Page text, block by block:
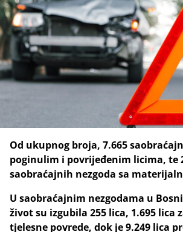
Od ukupnog broja, 7.665
poginulim i povrijeđenim licima, te
saobraćajnih nezgoda sa
U saobraćajnim nezgodama u
život su izgubila 255 lica, 1.695 lica
tjelesne povrede, dok je 9.249 lica